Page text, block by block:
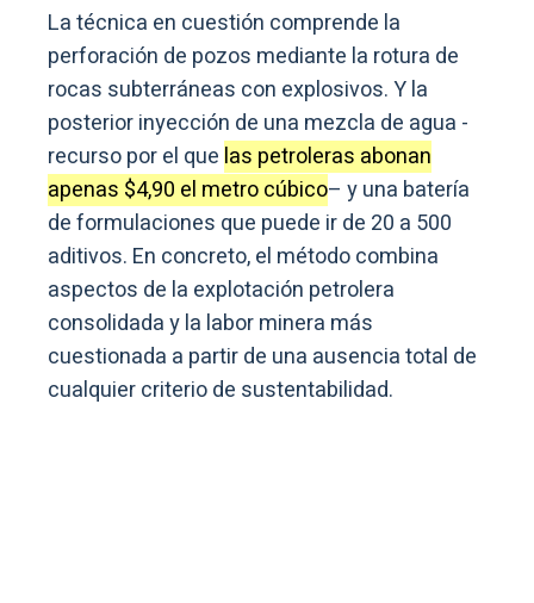
La técnica en cuestión comprende la
perforación de pozos mediante la rotura de
rocas subterráneas con explosivos. Y la
posterior inyección de una mezcla de agua -
recurso por el que las petroleras abonan
apenas $4,90 el metro cúbico– y una batería
de formulaciones que puede ir de 20 a 500
aditivos. En concreto, el método combina
aspectos de la explotación petrolera
consolidada y la labor minera más
cuestionada a partir de una ausencia total de
cualquier criterio de sustentabilidad.